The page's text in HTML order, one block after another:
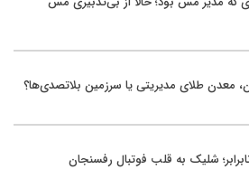
معدن طلای مدیریتی یا سرزمین بلاتصدی‌ها؟
شلیک به قلب فوتبال رفسنجان